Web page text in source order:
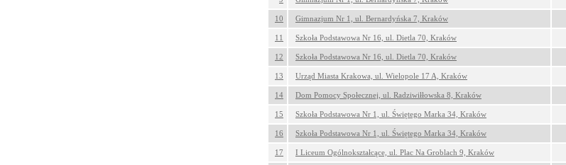
10 Gimnazjum Nr 1, ul. Bernardyńska 7, Kraków
11 Szkoła Podstawowa Nr 16, ul. Dietla 70, Kraków
12 Szkoła Podstawowa Nr 16, ul. Dietla 70, Kraków
13 Urząd Miasta Krakowa, ul. Wielopole 17 A, Kraków
14 Dom Pomocy Społecznej, ul. Radziwiłłowska 8, Kraków
15 Szkoła Podstawowa Nr 1, ul. Świętego Marka 34, Kraków
16 Szkoła Podstawowa Nr 1, ul. Świętego Marka 34, Kraków
17 I Liceum Ogólnokształcące, ul. Plac Na Groblach 9, Kraków